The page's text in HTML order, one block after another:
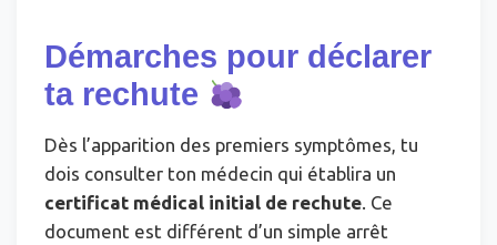
Démarches pour déclarer
ta rechute
Dès l’apparition des premiers symptômes, tu
dois consulter ton médecin qui établira un
certificat médical initial de rechute. Ce
document est différent d’un simple arrêt